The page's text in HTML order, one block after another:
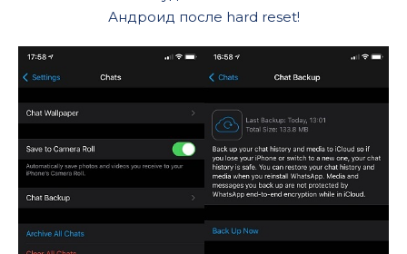
Андроид после hard reset!